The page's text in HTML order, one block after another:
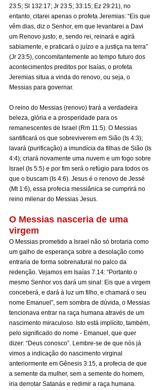
23:5; Sl 132:17; Jr 23:5; 33:15; Ez 29:21), no
entanto, citarei apenas o profeta Jeremias: “Eis que
vêm dias, diz o Senhor, em que levantarei a Davi
um Renovo justo; e, sendo rei, reinará e agirá
sabiamente, e praticará o juízo e a justiça na terra”
(Jr 23:5), concomitantemente ao tempo futuro dos
acontecimentos preditos por Isaías, o profeta
Jeremias situa a vinda do renovo, ou seja, o
Messias para governar.
O reino do Messias (renovo) trará a verdadeira
beleza, glória e a prosperidade para os
remanescentes de Israel (Rm 11:5). O Messias
santificará os que sobreviverem em Sião (Is 4:3);
lavará (purificação) a imundícia da filhas de Sião (Is
4:4); criará novamente uma nuvem e um fogo sobre
Israel (Is 5:5) e por fim será o refúgio para todos os
que o buscam (Is 4:6). Jesus é o renovo de Jessé
(Mt 1:6), essa profecia messiânica se cumprirá no
reino milenar do Messias Jesus.
O Messias nasceria de uma
virgem
O Messias prometido a Israel não só brotaria como
um galho de esperança sobre a desolação como
entraria de forma sobrenatural no palco da
redenção. Vejamos em Isaías 7.14: “Portanto o
mesmo Senhor vos dará um sinal: Eis que a virgem
conceberá, e dará à luz um filho, e chamará o seu
nome Emanuel”, sem sombra de dúvida, o Messias
tencionava entrar na raça humana através de um
nascimento miraculoso. Isto está implícito, também,
pelo significado do nome - Emanuel, que quer
dizer: “Deus conosco”. Lembre-se de que nós já
vimos a indicação do nascimento virginal
anteriormente em Gênesis 3:15, a profecia de que
a semente da mulher, sem a semente do homem,
iria derrotar Satanás e redimir a raça humana.